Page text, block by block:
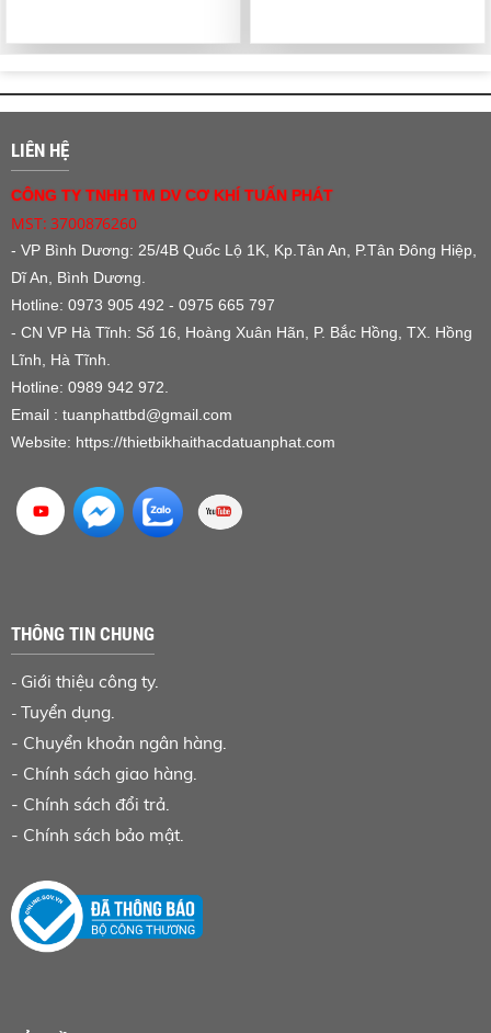
LIÊN HỆ
CÔNG TY TNHH TM DV CƠ KHÍ TUẤN PHÁT
MST: 3700876260
- VP Bình Dương: 25/4B Quốc Lộ 1K, Kp.Tân An, P.Tân Đông Hiệp,
Dĩ An, Bình Dương.
Hotline: 0973 905 492 - 0975 665 797
- CN VP Hà Tĩnh: Số 16, Hoàng Xuân Hãn, P. Bắc Hồng, TX. Hồng
Lĩnh, Hà Tĩnh.
Hotline: 0989 942 972.
Email : tuanphattbd@gmail.com
Website: https://thietbikhaithacdatuanphat.com
THÔNG TIN CHUNG
- Giới thiệu công ty.
- Tuyển dụng.
- Chuyển khoản ngân hàng.
- Chính sách giao hàng.
- Chính sách đổi trả.
- Chính sách bảo mật.